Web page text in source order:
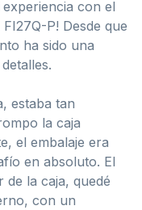
con el
P! Desde que
ha sido una
estaba tan
la caja
el embalaje era
en absoluto. El
de la caja, quedé
con un